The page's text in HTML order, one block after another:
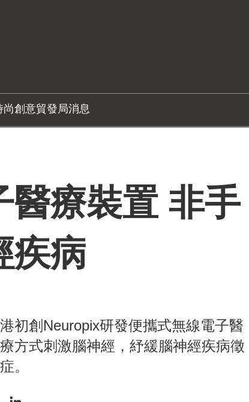
尚創意貿發局消息
醫療裝置 非手
疾病
初創Neuropix研發便攜式無線電子醫
方式刺激腦神經，紓緩腦神經疾病徵
。